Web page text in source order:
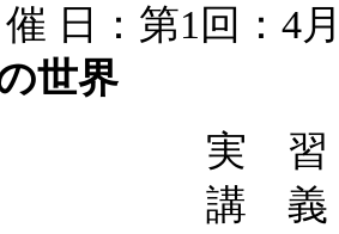
催 日：第1回：4
世界
実 習
講 義